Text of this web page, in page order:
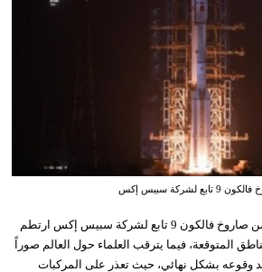
9 تابع لشركة سبيس إكس
يُعتقد أن جزءاً ضخماً تائهاً من صاروخ فالكون 9 تابع لشركة سبيس إكس ارتطم
المتوقعة، فيما يترقب العلماء حول العالم صوراً
وقوعه بشكل نهائي، حيث تعذر على المركبات